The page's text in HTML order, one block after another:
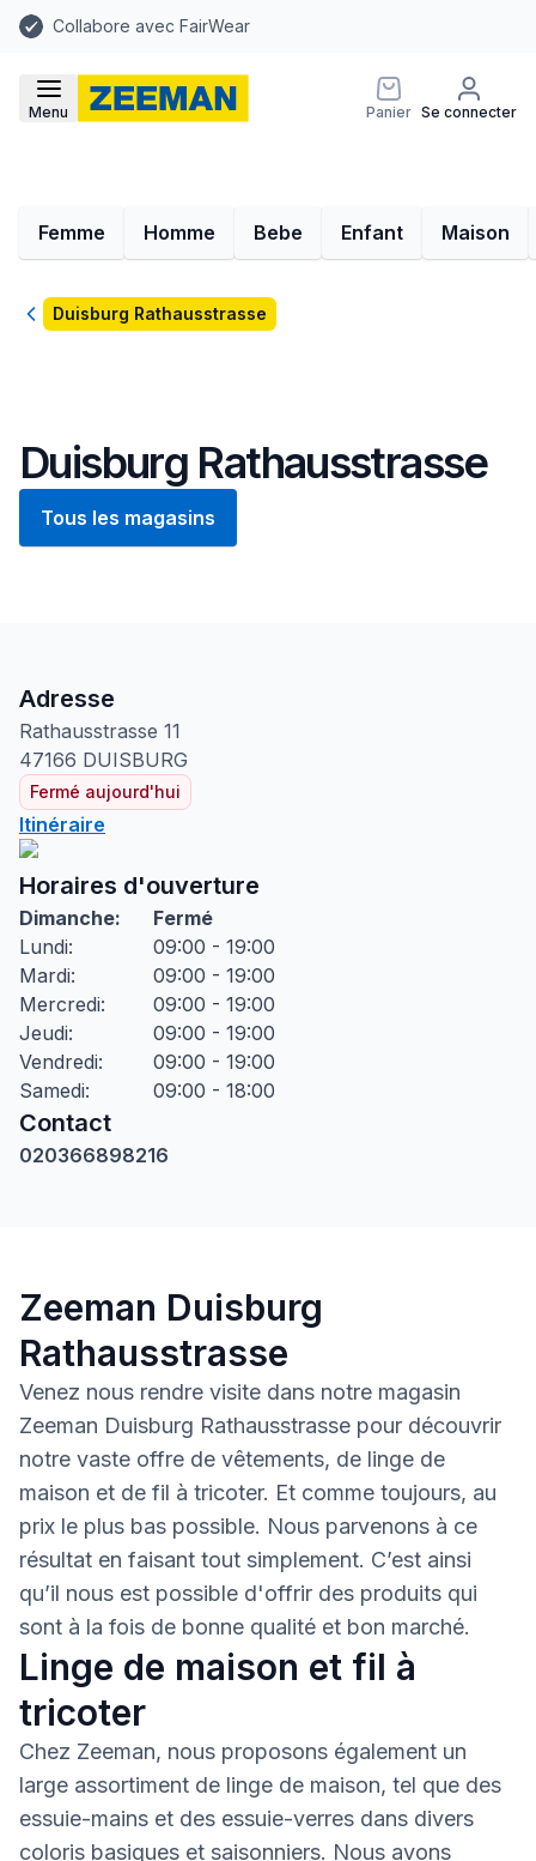
Collabore avec FairWear
Menu Panier Se connecter
Femme Homme Bebe Enfant Maison
RetourDuisburg Rathausstrasse
Duisburg Rathausstrasse
Tous les magasins
Adresse
Rathausstrasse 11
47166 DUISBURG
Fermé aujourd'hui
Itinéraire
Horaires d'ouverture
Dimanche:
Fermé
Lundi:
09:00 - 19:00
Mardi:
09:00 - 19:00
Mercredi:
09:00 - 19:00
Jeudi:
09:00 - 19:00
Vendredi:
09:00 - 19:00
Samedi: 09:00 - 18:00
Contact
020366898216
Zeeman Duisburg
Rathausstrasse
Venez nous rendre visite dans notre magasin
Zeeman Duisburg Rathausstrasse pour découvrir
notre vaste offre de vêtements, de linge de
maison et de fil à tricoter. Et comme toujours, au
prix le plus bas possible. Nous parvenons à ce
résultat en faisant tout simplement. C’est ainsi
qu’il nous est possible d'offrir des produits qui
sont à la fois de bonne qualité et bon marché.
Linge de maison et fil à
tricoter
Chez Zeeman, nous proposons également un
large assortiment de linge de maison, tel que des
essuie-mains et des essuie-verres dans divers
coloris basiques et saisonniers. Nous avons